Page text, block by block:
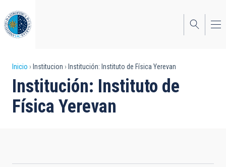
al
contenido
principal
Sobrescribir
enlaces
de
Inicio Institucion Institución: Instituto de Física Yerevan
Institución: Instituto de
Física Yerevan